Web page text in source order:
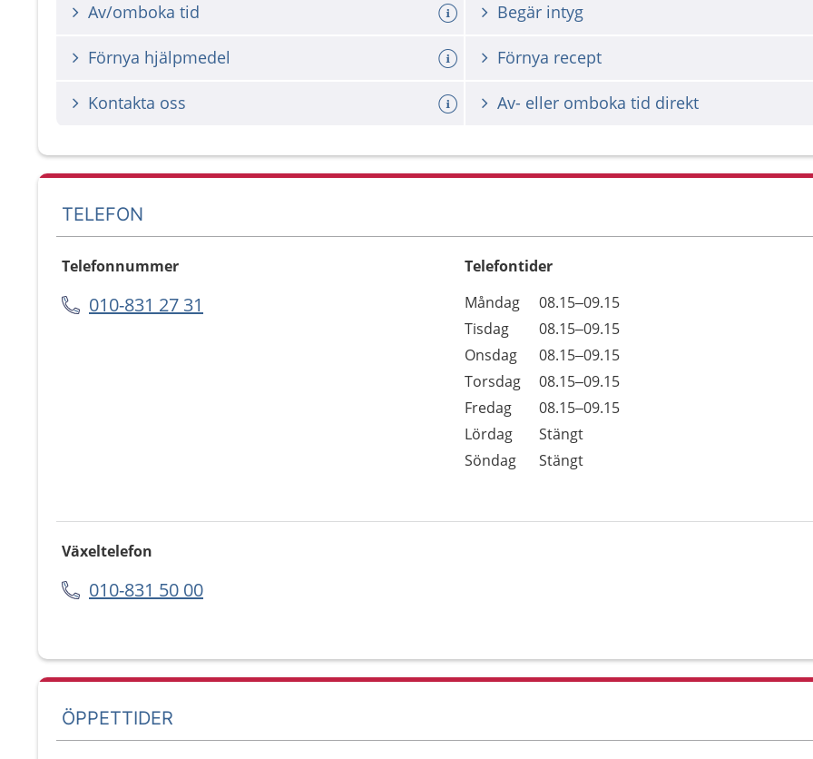
Av/omboka tid Begär intyg
Förnya hjälpmedel Förnya recept
Kontakta oss Av- eller omboka tid direkt
TELEFON
Telefonnummer
010-831 27 31
Telefontider
Dag
Öppettider
Kommentarer
Måndag
08.15–09.15
Tisdag
08.15–09.15
Onsdag
08.15–09.15
Torsdag
08.15–09.15
Fredag
08.15–09.15
Lördag
Stängt
Söndag
Stängt
Växeltelefon
010-831 50 00
ÖPPETTIDER